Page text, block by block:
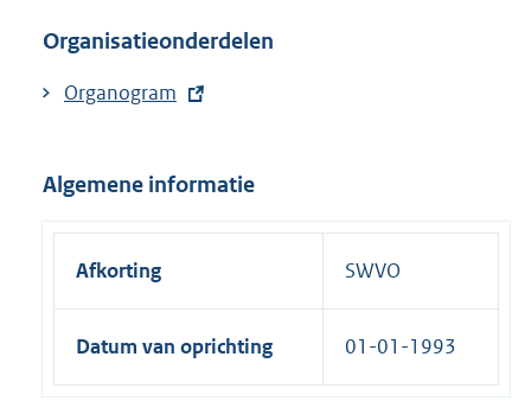
Organisatieonderdelen
E
e
r
l
n
Organogram
Algemene informatie
Afkorting SWVO
Datum van oprichting 01-01-1993